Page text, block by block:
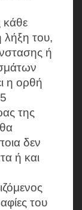
κάθε
του,
ή
η ορθή
της
δεν
ή και
του